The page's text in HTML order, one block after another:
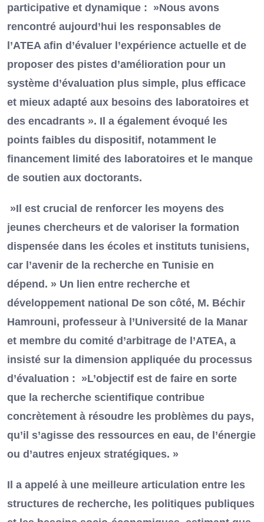
participative et dynamique : »Nous avons
rencontré aujourd’hui les responsables de
l’ATEA afin d’évaluer l’expérience actuelle et de
proposer des pistes d’amélioration pour un
système d’évaluation plus simple, plus efficace
et mieux adapté aux besoins des laboratoires et
des encadrants ». Il a également évoqué les
points faibles du dispositif, notamment le
financement limité des laboratoires et le manque
de soutien aux doctorants.
»Il est crucial de renforcer les moyens des
jeunes chercheurs et de valoriser la formation
dispensée dans les écoles et instituts tunisiens,
car l’avenir de la recherche en Tunisie en
dépend. » Un lien entre recherche et
développement national De son côté, M. Béchir
Hamrouni, professeur à l’Université de la Manar
et membre du comité d’arbitrage de l’ATEA, a
insisté sur la dimension appliquée du processus
d’évaluation : »L’objectif est de faire en sorte
que la recherche scientifique contribue
concrètement à résoudre les problèmes du pays,
qu’il s’agisse des ressources en eau, de l’énergie
ou d’autres enjeux stratégiques. »
Il a appelé à une meilleure articulation entre les
structures de recherche, les politiques publiques